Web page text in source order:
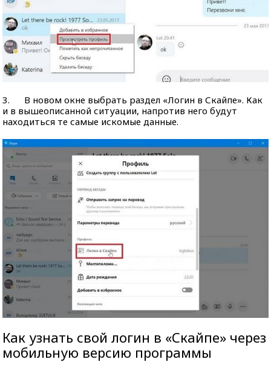
3. В новом окне выбрать раздел «Логин в Скайпе». Как
и в вышеописанной ситуации, напротив него будут
находиться те самые искомые данные.
Как узнать свой логин в «Скайпе» через
мобильную версию программы